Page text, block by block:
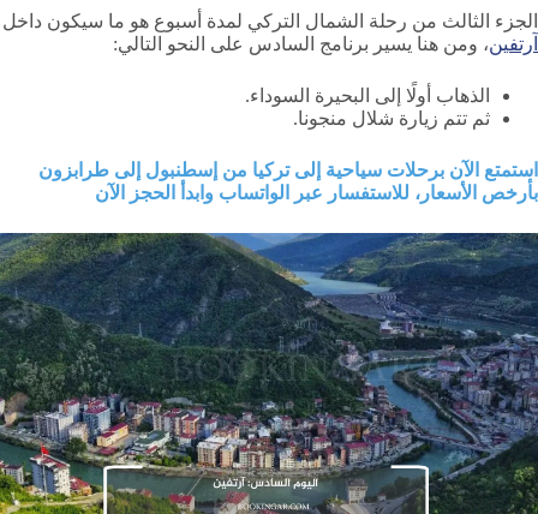
الجزء الثالث من رحلة الشمال التركي لمدة أسبوع هو ما سيكون داخل
آرتفين، ومن هنا يسير برنامج السادس على النحو التالي:
الذهاب أولًا إلى البحيرة السوداء.
ثم تتم زيارة شلال منجونا.
استمتع الآن برحلات سياحية إلى تركيا من إسطنبول إلى طرابزون
بأرخص الأسعار، للاستفسار عبر الواتساب وابدأ الحجز الآن